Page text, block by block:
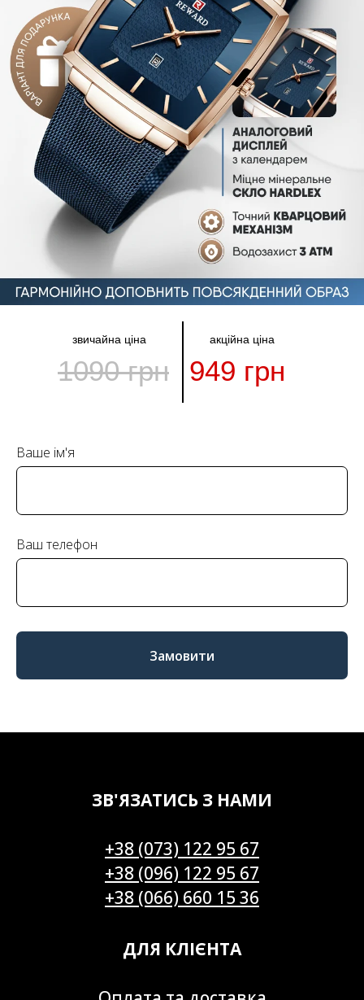
звичайна ціна
1090 грн 949 грн
акційна ціна
Ваше ім'я
Ваш телефон
Замовити
ЗВ'ЯЗАТИСЬ З НАМИ
+38 (073) 122 95 67
+38 (096) 122 95 67
+38 (066) 660 15 36
ДЛЯ КЛІЄНТА